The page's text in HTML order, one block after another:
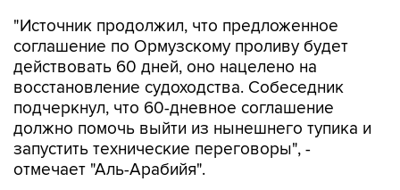
"Источник продолжил, что предложенное
соглашение по Ормузскому проливу будет
действовать 60 дней, оно нацелено на
восстановление судоходства. Собеседник
подчеркнул, что 60-дневное соглашение
должно помочь выйти из нынешнего тупика и
запустить технические переговоры", -
отмечает "Аль-Арабийя".